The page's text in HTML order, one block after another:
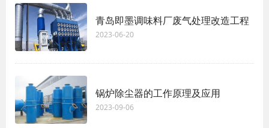
青岛即墨调味料厂废气处理改造工程
2023-06-20
锅炉除尘器的工作原理及应用
2023-09-06